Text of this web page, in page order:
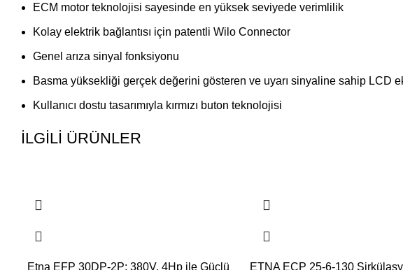
ECM motor teknolojisi sayesinde en yüksek seviyede verimlilik
Kolay elektrik bağlantısı için patentli Wilo Connector
Genel arıza sinyal fonksiyonu
Basma yüksekliği gerçek değerini gösteren ve uyarı sinyaline sahip LCD
Kullanıcı dostu tasarımıyla kırmızı buton teknolojisi
İLGILI ÜRÜNLER
Etna EFP 30DP-2P: 380V, 4Hp ile Güçlü ETNA ECP 25-6-130